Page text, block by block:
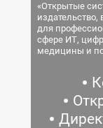
«Открытые
для
сфере ИТ,
медицины и